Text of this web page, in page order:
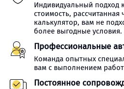
Индивидуальный подход
стоимость,
калькулятор, вам не
более выгодные условия.
Профессиональные
Команда опытных
вам с выполнением
Постоянное